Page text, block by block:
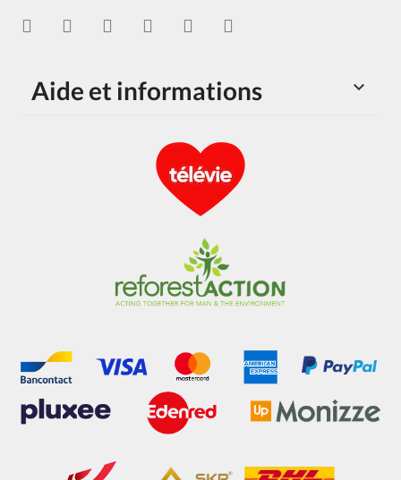

Aide et informations